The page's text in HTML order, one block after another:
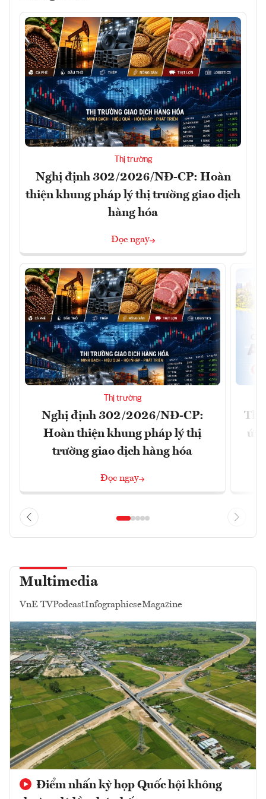
Thị trường
Nghị định 302/2026/NĐ-CP: Hoàn
thiện khung pháp lý thị trường giao dịch
hàng hóa
Đọc ngay
Thị trường
Nghị định 302/2026/NĐ-CP:
Hoàn thiện khung pháp lý thị
trường giao dịch hàng hóa
Đọc ngay
Multimedia
VnE TVPodcastInfographicseMagazine
Điểm nhấn kỳ họp Quốc hội không